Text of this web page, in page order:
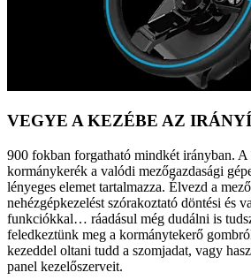
VEGYE A KEZÉBE AZ
900 fokban forgatható mindkét irányban. A
kormánykerék a valódi mezőgazdasági
lényeges elemet tartalmazza. Élvezd a
nehézgépkezelést szórakoztató döntési és
funkciókkal… ráadásul még dudálni is
feledkeztünk meg a kormánytekerő
kezeddel oltani tudd a szomjadat, vagy
panel kezelőszerveit.